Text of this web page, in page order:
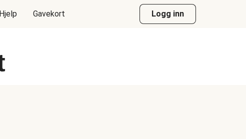
Hjelp Gavekort Logg inn